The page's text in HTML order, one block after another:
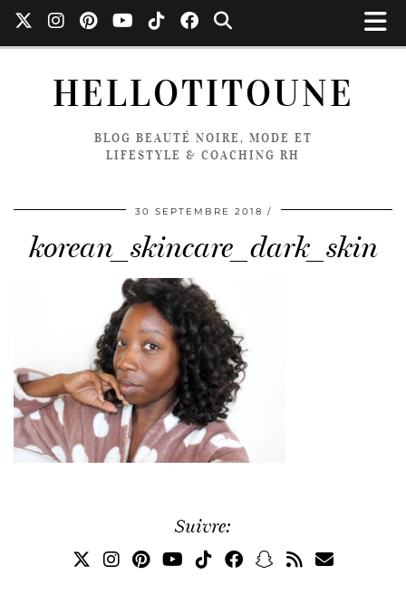
HELLOTITOUNE
BLOG BEAUTÉ NOIRE, MODE ET
LIFESTYLE & COACHING RH
30 SEPTEMBRE 2018
korean_skincare_dark_skin
Suivre: